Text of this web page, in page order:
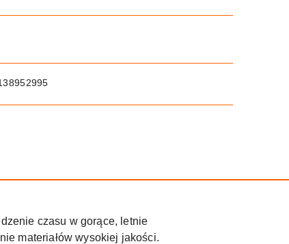
czasu w gorące, letnie
materiałów wysokiej jakości.